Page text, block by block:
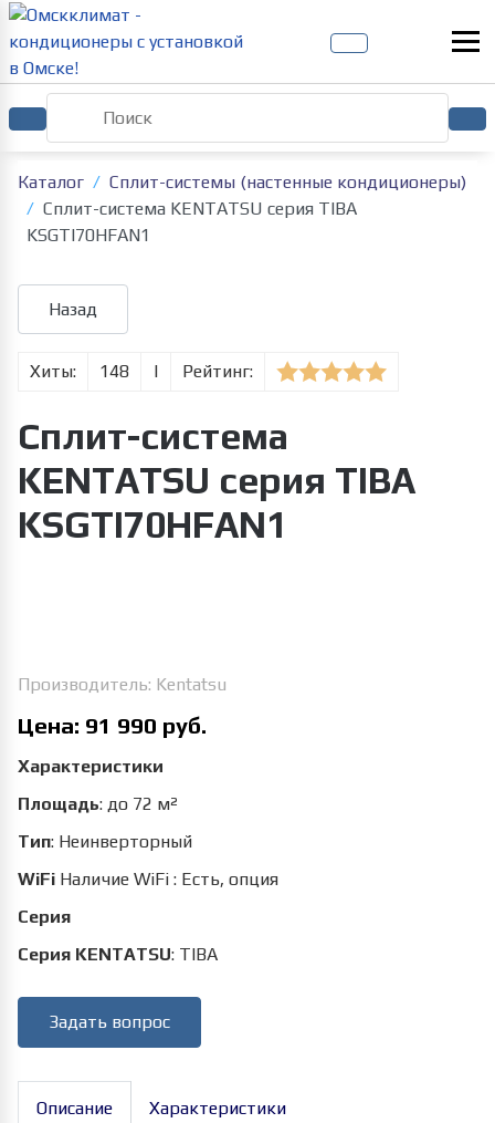
Каталог
Сплит-системы (настенные кондиционеры)
Сплит-система KENTATSU серия TIBA
KSGTI70HFAN1
Хиты: 148 | Рейтинг:
Сплит-система
KENTATSU серия TIBA
KSGTI70HFAN1
Производитель: Kentatsu
Цена: 91 990 руб.
Характеристики
Площадь: до 72 м²
Тип: Неинверторный
WiFi Наличие WiFi : Есть, опция
Серия
Серия KENTATSU: TIBA
Задать вопрос
Описание
Характеристики